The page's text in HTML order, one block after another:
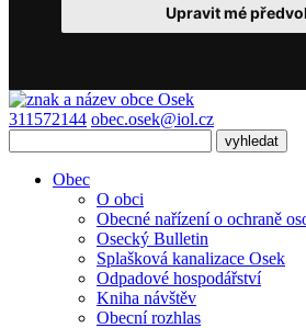
Upravit mé
311572144 obec.osek@iol.cz
Obec
O obci
Obecné nařízení o ochraně
Osecký Bulletin
Splašková kanalizace Osek
Odpadové hospodářství
Kniha návštěv
Obecní rozhlas